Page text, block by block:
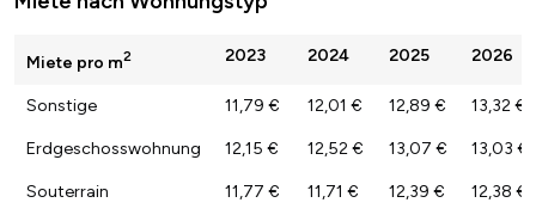
Miete pro m2 2023 2024 2025 2026
Sonstige 11,79 € 12,01 € 12,89 € 13,32 €
Erdgeschosswohnung 12,15 € 12,52 € 13,07 € 13,03 €
Souterrain 11,77 € 11,71 € 12,39 € 12,38 €